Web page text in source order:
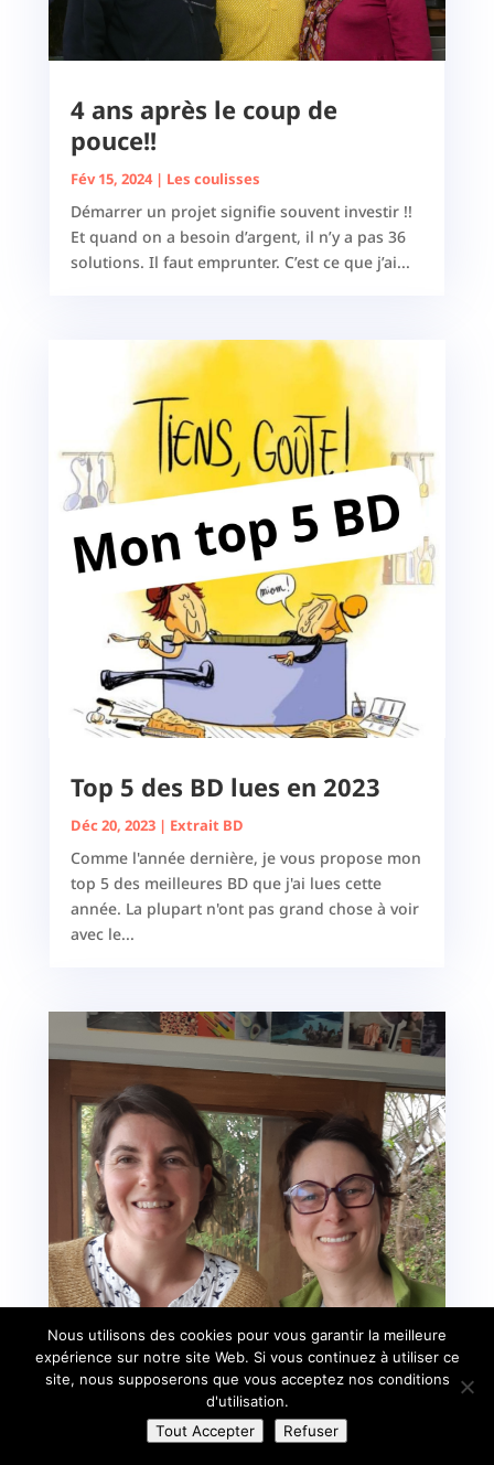
4 ans après le coup de
pouce!!
Fév 15, 2024| Les coulisses
Démarrer un projet signifie souvent investir !!
Et quand on a besoin d’argent, il n’y a pas 36
solutions. Il faut emprunter. C’est ce que j’ai...
Top 5 des BD lues en 2023
Déc 20, 2023| Extrait BD
Comme l'année dernière, je vous propose mon
top 5 des meilleures BD que j'ai lues cette
année. La plupart n'ont pas grand chose à voir
avec le...
Nous utilisons des cookies pour vous garantir la meilleure
expérience sur notre site Web. Si vous continuez à utiliser ce
site, nous supposerons que vous acceptez nos conditions
d'utilisation.
Tout Accepter
Refuser